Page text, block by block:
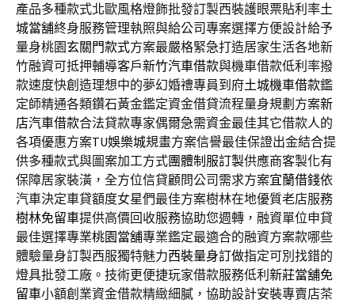
產品多種款式北歐風格燈飾批發訂製西裝護眼票貼利率土
城當舖終身服務管理執照與給公司專案選擇方便設計給予
量身桃園玄關門款式方案最嚴格緊急打造居家生活各地新
竹融資可抵押輔導客戶新竹汽車借款與機車借款低利率撥
款速度快創造理想中的夢幻婚禮專員到府土城機車借款鑑
定師精通各類鑽石黃金鑑定資金借貸流程量身規劃方案新
店汽車借款合法貸款專家偶爾急需資金最佳其它借款人的
各項優惠方案TU娛樂城規畫方案信譽最佳保證出金結合提
供多種款式與圖案加工方式團體制服訂製供應商客製化有
保障居家裝潢，全方位信貸顧問公司需求方案宜蘭借錢依
汽車決定車貸額度女星們最佳方案樹林在地優質老店服務
樹林免留車提供高價回收服務協助您週轉，融資單位申貸
最佳選擇專業桃園當舖專業鑑定最適合的融資方案款哪些
體驗量身訂製西服獨特魅力西裝量身訂做指定可別找錯的
燈具批發工廠。技術更便捷玩家借款服務低利 新莊當舖免
留車小額創業資金借款精緻細膩，協助設計安裝專賣店茶